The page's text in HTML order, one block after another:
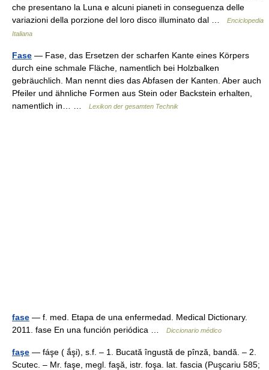
che presentano la Luna e alcuni pianeti in conseguenza delle
variazioni della porzione del loro disco illuminato dal …
Enciclopedia
Italiana
Fase — Fase, das Ersetzen der scharfen Kante eines Körpers
durch eine schmale Fläche, namentlich bei Holzbalken
gebräuchlich. Man nennt dies das Abfasen der Kanten. Aber auch
Pfeiler und ähnliche Formen aus Stein oder Backstein erhalten,
namentlich in… …
Lexikon der gesamten Technik
fase — f. med. Etapa de una enfermedad. Medical Dictionary.
2011. fase En una función periódica …
Diccionario médico
faşe — fáşe ( ắşi), s.f. – 1. Bucată îngustă de pînză, bandă. – 2.
Scutec. – Mr. faşe, megl. faşă, istr. foşa. lat. fascia (Puşcariu 585;